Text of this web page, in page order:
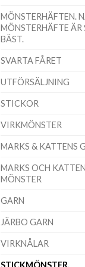
MÖNSTERHÄFTEN.
MÖNSTERHÄFTE ÄR
BÄST.
SVARTA FÅRET
UTFÖRSÄLJNING
STICKOR
VIRKMÖNSTER
MARKS & KATTENS
MARKS OCH
MÖNSTER
GARN
JÄRBO GARN
VIRKNÅLAR
STICKMÖNSTER.